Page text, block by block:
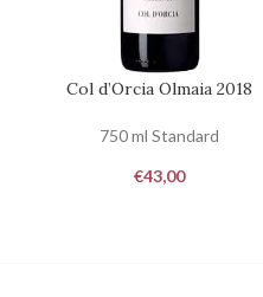
AGGIUNGI AL CARRELLO
Col d’Orcia Olmaia 2018
750 ml Standard
€43,00